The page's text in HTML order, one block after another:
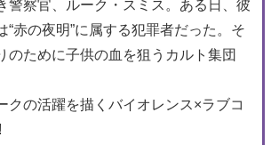
警察官、ルーク・スミス。ある日、彼
“赤の夜明”に属する犯罪者だった。そ
のために子供の血を狙うカルト集団
クの活躍を描くバイオレンス×ラブコ